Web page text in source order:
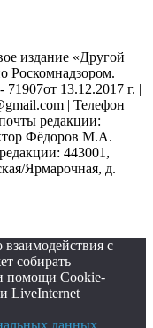
издание «Другой
Роскомнадзором.
13.12.2017 г. |
| Телефон
редакции:
Фёдоров М.А.
443001,
Ярмарочная, д.
с
собирать
помощи Cookie-
LiveInternet
данных